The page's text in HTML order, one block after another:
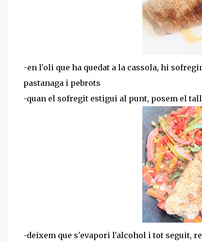
-en l'oli que ha quedat a la cassola, hi
pastanaga i pebrots
-quan el sofregit estigui al punt, posem el
-deixem que s'evapori l'alcohol i tot seguit,